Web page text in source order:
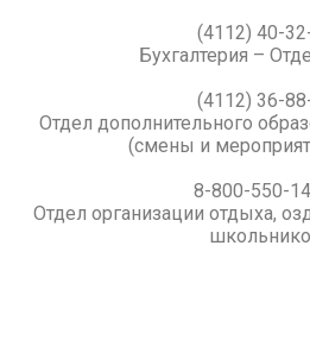
(4112) 40-
Бухгалтерия –
(4112) 36-
Отдел дополнительного
(смены и
8-800-550-
Отдел организации отдыха,